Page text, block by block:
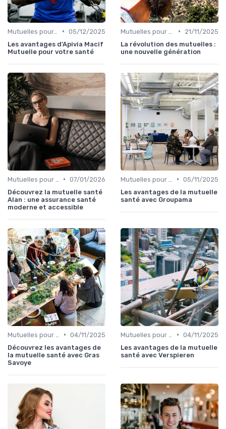
• 05/12/2025
Les avantages d'Apivia Macif
Mutuelle pour votre santé
•
21/11/2025
La révolution des mutuelles :
une nouvelle génération
• 07/01/2026
Découvrez la mutuelle santé
Alan : une assurance santé
moderne et accessible
• 05/11/2025
Les avantages de la mutuelle
santé avec Groupama
• 04/11/2025
Découvrez les avantages de
la mutuelle santé avec Gras
Savoye
• 04/11/2025
Les avantages de la mutuelle
santé avec Verspieren